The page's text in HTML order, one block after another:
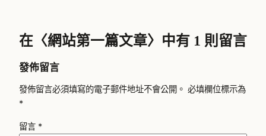
在〈網站第一篇文章〉中有 1 則留言
發佈留言
發佈留言必須填寫的電子郵件地址不會公開。 必填欄位標示為
*
留言 *